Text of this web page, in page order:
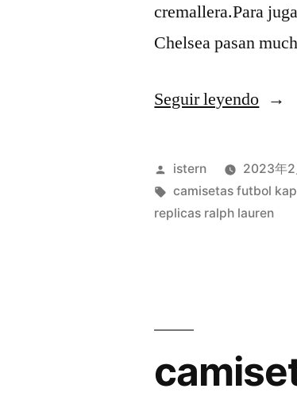
cremallera.Para
Chelsea pasan
Seguir leyendo
Publicado
por
istern 2023年2
Etiquetas:
camisetas futbol
replicas ralph lauren